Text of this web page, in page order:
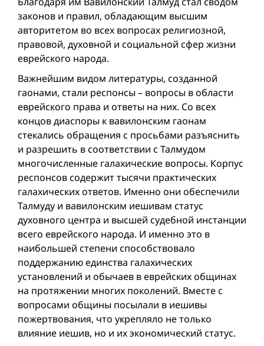
законов и правил, обладающим высшим
авторитетом во всех вопросах религиозной,
правовой, духовной и социальной сфер жизни
еврейского народа.
Важнейшим видом литературы, созданной
гаонами, стали респонсы – вопросы в области
еврейского права и ответы на них. Со всех
концов диаспоры к вавилонским гаонам
стекались обращения с просьбами разъяснить
и разрешить в соответствии с Талмудом
многочисленные галахические вопросы. Корпус
респонсов содержит тысячи практических
галахических ответов. Именно они обеспечили
Талмуду и вавилонским иешивам статус
духовного центра и высшей судебной инстанции
всего еврейского народа. И именно это в
наибольшей степени способствовало
поддержанию единства галахических
установлений и обычаев в еврейских общинах
на протяжении многих поколений. Вместе с
вопросами общины посылали в иешивы
пожертвования, что укрепляло не только
влияние иешив, но и их экономический статус.